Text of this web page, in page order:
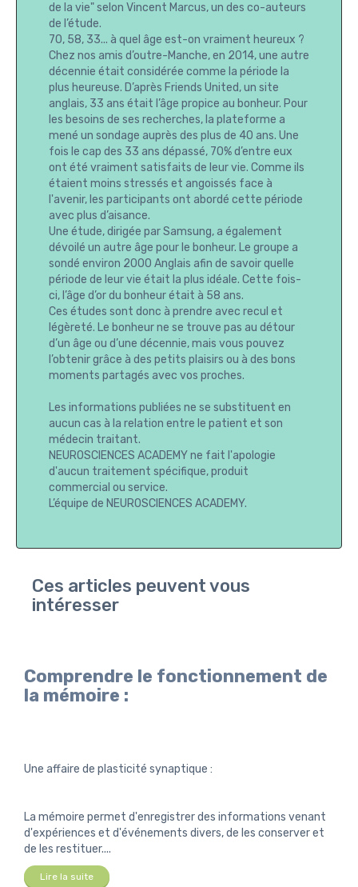
de la vie" selon Vincent Marcus, un des co-auteurs
de l’étude.
70, 58, 33... à quel âge est-on vraiment heureux ?
Chez nos amis d’outre-Manche, en 2014, une autre
décennie était considérée comme la période la
plus heureuse. D’après Friends United, un site
anglais, 33 ans était l’âge propice au bonheur. Pour
les besoins de ses recherches, la plateforme a
mené un sondage auprès des plus de 40 ans. Une
fois le cap des 33 ans dépassé, 70% d’entre eux
ont été vraiment satisfaits de leur vie. Comme ils
étaient moins stressés et angoissés face à
l'avenir, les participants ont abordé cette période
avec plus d’aisance.
Une étude, dirigée par Samsung, a également
dévoilé un autre âge pour le bonheur. Le groupe a
sondé environ 2000 Anglais afin de savoir quelle
période de leur vie était la plus idéale. Cette fois-
ci, l’âge d’or du bonheur était à 58 ans.
Ces études sont donc à prendre avec recul et
légèreté. Le bonheur ne se trouve pas au détour
d’un âge ou d’une décennie, mais vous pouvez
l’obtenir grâce à des petits plaisirs ou à des bons
moments partagés avec vos proches.
Les informations publiées ne se substituent en
aucun cas à la relation entre le patient et son
médecin traitant.
NEUROSCIENCES ACADEMY ne fait l'apologie
d'aucun traitement spécifique, produit
commercial ou service.
L’équipe de NEUROSCIENCES ACADEMY.
Ces articles peuvent vous
intéresser
Comprendre le fonctionnement de
la mémoire :
Une affaire de plasticité synaptique :
La mémoire permet d'enregistrer des informations venant
d'expériences et d'événements divers, de les conserver et
de les restituer....
Lire la suite